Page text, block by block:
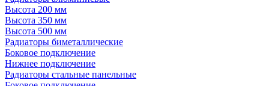
Высота 200 мм
Высота 350 мм
Высота 500 мм
Радиаторы биметаллические
Боковое подключение
Нижнее подключение
Радиаторы стальные панельные